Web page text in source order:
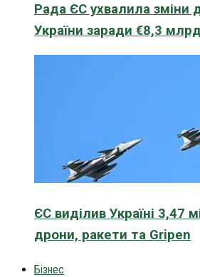
Рада ЄС ухвалила зміни
України заради €8,3 млрд
ЄС виділив Україні 3,47
дрони, ракети та Gripen
Бізнес